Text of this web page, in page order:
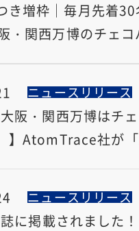
き増枠｜毎月先着30
・関西万博のチェコ
ニュースリリース
大阪・関西万博はチ
】AtomTrace社が
ニュースリリース
に掲載されました